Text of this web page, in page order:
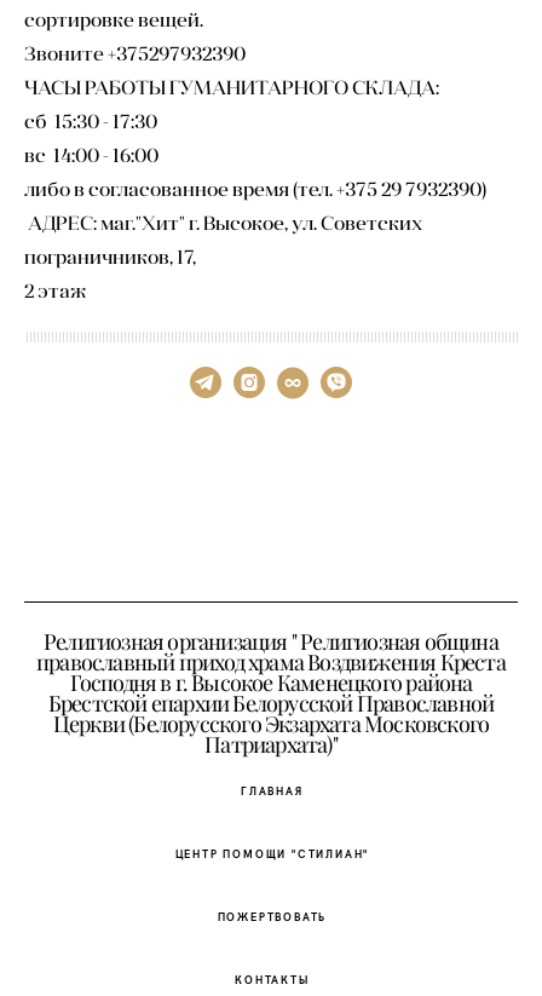
сортировке вещей.
Звоните +375297932390
ЧАСЫ РАБОТЫ ГУМАНИТАРНОГО СКЛАДА:
сб 15:30 - 17:30
вс 14:00 - 16:00
либо в согласованное время (тел. +375 29 7932390)
АДРЕС: маг."Хит" г. Высокое, ул. Советских
пограничников, 17,
2 этаж
Религиозная организация " Религиозная община
православный приход храма Воздвижения Креста
Господня в г. Высокое Каменецкого района
Брестской епархии Белорусской Православной
Церкви (Белорусского Экзархата Московского
Патриархата)"
ГЛАВНАЯ
ЦЕНТР ПОМОЩИ "СТИЛИАН"
ПОЖЕРТВОВАТЬ
КОНТАКТЫ